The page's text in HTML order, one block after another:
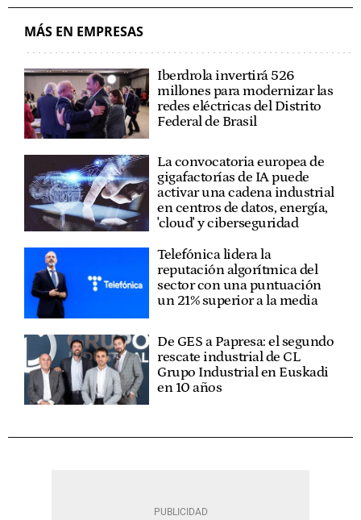
MÁS EN EMPRESAS
Iberdrola invertirá 526
millones para modernizar las
redes eléctricas del Distrito
Federal de Brasil
La convocatoria europea de
gigafactorías de IA puede
activar una cadena industrial
en centros de datos, energía,
'cloud' y ciberseguridad
Telefónica lidera la
reputación algorítmica del
sector con una puntuación
un 21% superior a la media
De GES a Papresa: el segundo
rescate industrial de CL
Grupo Industrial en Euskadi
en 10 años